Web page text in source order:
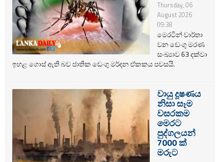
Thursday, 06
August 2026
09:38
මෙරටින් වාර්තා
වන ඩෙංගු මරණ
සංඛ්‍යාව 63 දක්වා
ඉහළ ගොස් ඇති බව ජාතික ඩෙංගු මර්දන ඒකකය පවසයි.
වායු දූෂණය
නිසා සෑම
වසරකම
මෙරට
පුද්ගලයන්
7000 ක්
මරුට